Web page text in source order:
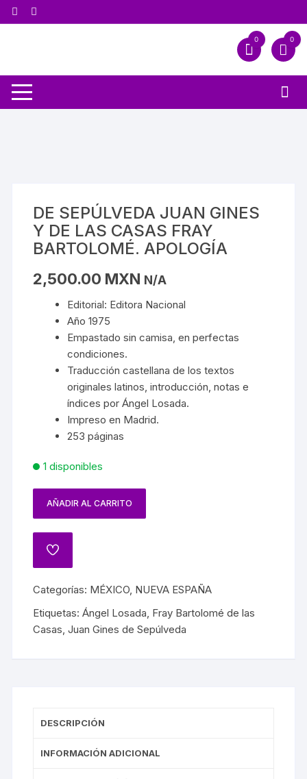
0 0
DE SEPÚLVEDA JUAN GINES
Y DE LAS CASAS FRAY
BARTOLOMÉ. APOLOGÍA
2,500.00 MXN N/A
Editorial: Editora Nacional
Año 1975
Empastado sin camisa, en perfectas
condiciones.
Traducción castellana de los textos
originales latinos, introducción, notas e
índices por Ángel Losada.
Impreso en Madrid.
253 páginas
1 disponibles
AÑADIR AL CARRITO
Categorías: MÉXICO, NUEVA ESPAÑA
Etiquetas:Ángel Losada, Fray Bartolomé de las
Casas,Juan Gines de Sepúlveda
DESCRIPCIÓN
INFORMACIÓN ADICIONAL